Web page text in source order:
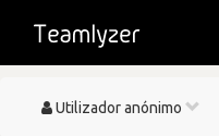
Toggle
Utilizador anónimo